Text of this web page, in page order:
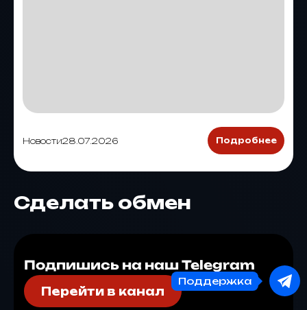
Новости28.07.2026 Подробнее
Сделать обмен
Подпишись на наш Telegram
Перейти в канал
Поддержка